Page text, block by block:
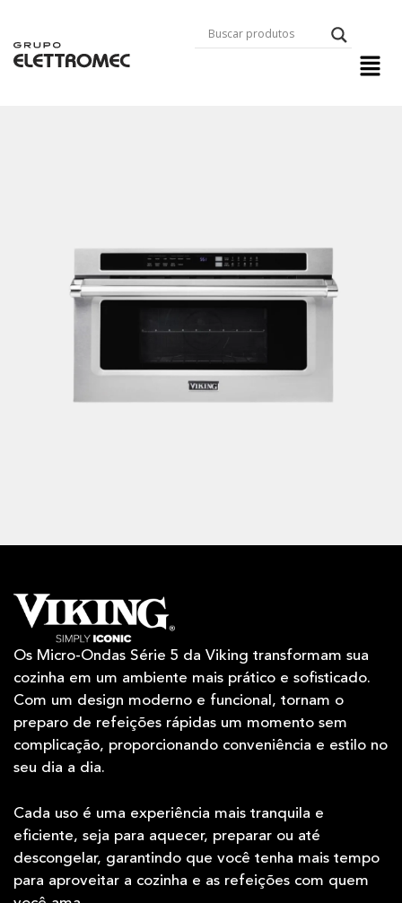
Os Micro-Ondas Série 5 da Viking transformam sua
cozinha em um ambiente mais prático e sofisticado.
Com um design moderno e funcional, tornam o
preparo de refeições rápidas um momento sem
complicação, proporcionando conveniência e estilo no
seu dia a dia.
Cada uso é uma experiência mais tranquila e
eficiente, seja para aquecer, preparar ou até
descongelar, garantindo que você tenha mais tempo
para aproveitar a cozinha e as refeições com quem